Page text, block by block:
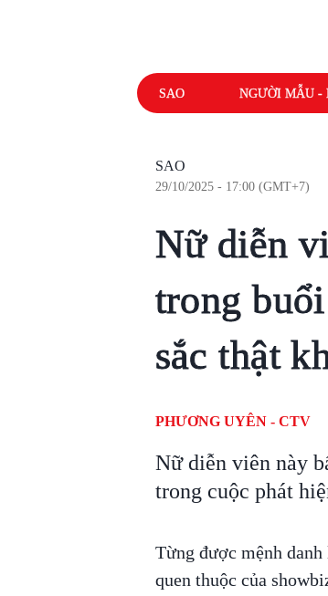
SAO NGƯỜI MẪU -
SAO
29/10/2025 - 17:00 (GMT+7)
Nữ diễn
trong
sắc thật
PHƯƠNG UYÊN - CTV
Nữ diễn viên này
trong cuộc phát
Từng được mệnh
quen thuộc của